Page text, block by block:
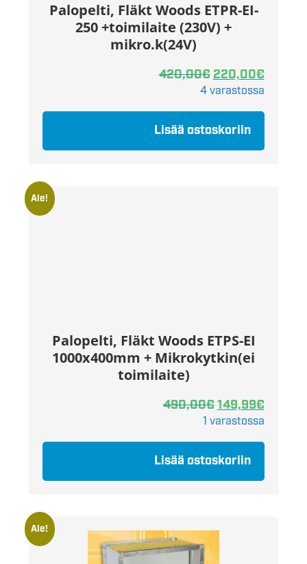
Palopelti, Fläkt Woods ETPR-EI-
250 +toimilaite (230V) +
mikro.k(24V)
420,00€220,00€
4 varastossa
Lisää ostoskoriin
Ale!
Palopelti, Fläkt Woods ETPS-EI
1000x400mm + Mikrokytkin(ei
toimilaite)
490,00€149,99€
1 varastossa
Lisää ostoskoriin
Ale!